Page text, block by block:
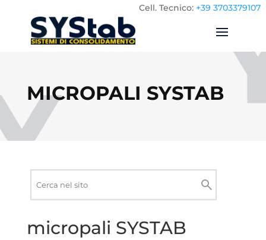
Cell. Tecnico: +39 3703379107
MICROPALI SYSTAB
sito
Cerca
micropali SYSTAB